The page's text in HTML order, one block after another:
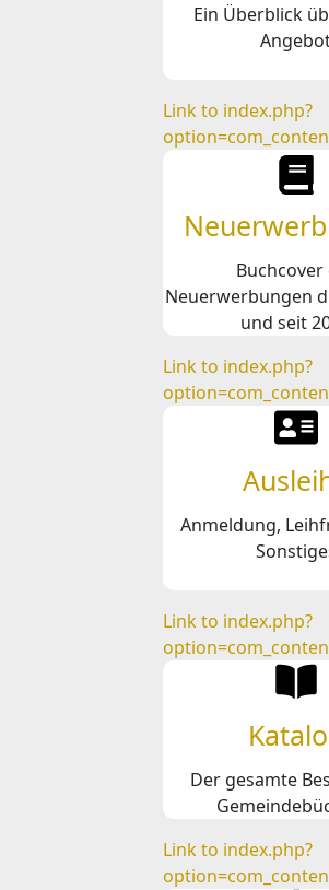
Ein Überblick
Link to index.php?
Buchcover
Neuerwerbungen
und seit
Link to index.php?
Anmeldung,
Link to index.php?
Der gesamte
Link to index.php?